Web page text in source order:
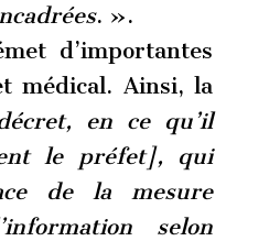
. ».
d’importantes
médical. Ainsi, la
en ce qu’il
le préfet], qui
de la mesure
selon